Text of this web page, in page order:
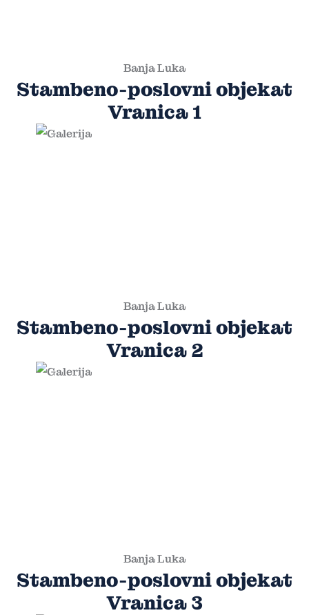
Banja Luka
Stambeno-poslovni objekat
Vranica 1
Banja Luka
Stambeno-poslovni objekat
Vranica 2
Banja Luka
Stambeno-poslovni objekat
Vranica 3